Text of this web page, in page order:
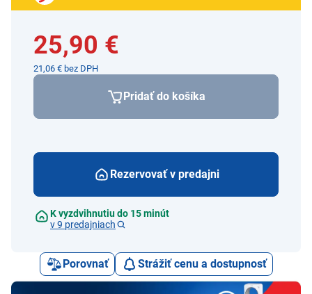
25,90 €
21,06 € bez DPH
Pridať do košíka
Rezervovať v predajni
K vyzdvihnutiu do 15 minút
v 9 predajniach
Porovnať Strážiť cenu a dostupnosť